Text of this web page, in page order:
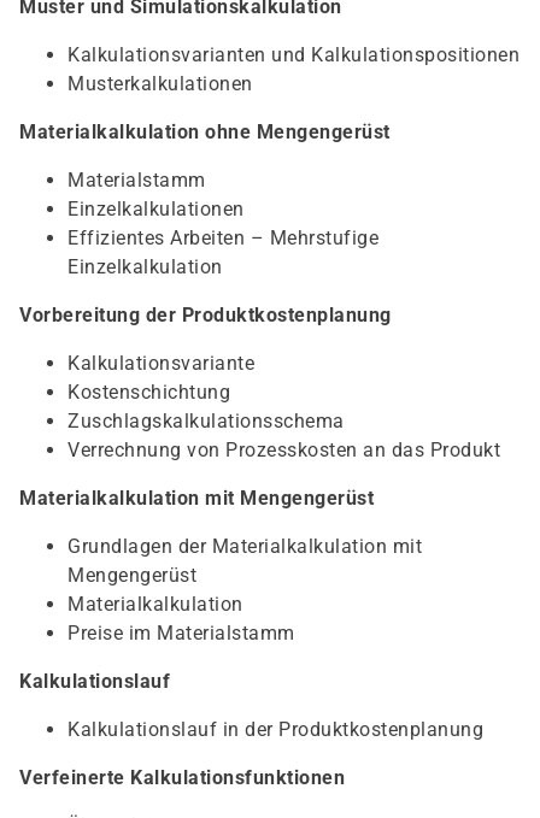
Muster und Simulationskalkulation
Kalkulationsvarianten und Kalkulationspositionen
Musterkalkulationen
Materialkalkulation ohne Mengengerüst
Materialstamm
Einzelkalkulationen
Effizientes Arbeiten – Mehrstufige
Einzelkalkulation
Vorbereitung der Produktkostenplanung
Kalkulationsvariante
Kostenschichtung
Zuschlagskalkulationsschema
Verrechnung von Prozesskosten an das Produkt
Materialkalkulation mit Mengengerüst
Grundlagen der Materialkalkulation mit
Mengengerüst
Materialkalkulation
Preise im Materialstamm
Kalkulationslauf
Kalkulationslauf in der Produktkostenplanung
Verfeinerte Kalkulationsfunktionen